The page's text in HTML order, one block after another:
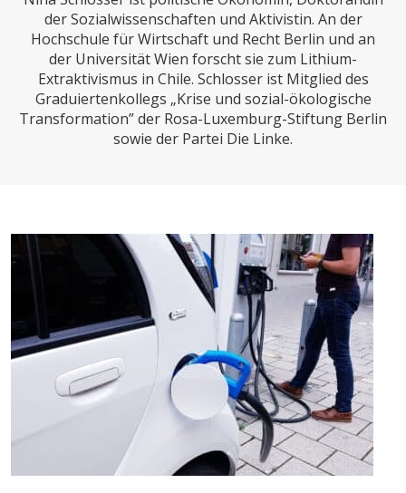
SUCHE
ABO/LOGIN
ECONOMISTS FOR FUTURE
DEUTSCHLAND
der Sozialwissenschaften und Aktivistin. An der
Hochschule für Wirtschaft und Recht Berlin und an
der Universität Wien forscht sie zum Lithium-
Extraktivismus in Chile. Schlosser ist Mitglied des
Graduiertenkollegs „Krise und sozial-ökologische
Transformation” der Rosa-Luxemburg-Stiftung Berlin
sowie der Partei Die Linke.